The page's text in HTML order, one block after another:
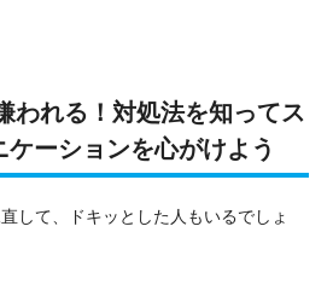
われる！対処法を知ってス
ーションを心がけよう
して、ドキッとした人もいるでしょ